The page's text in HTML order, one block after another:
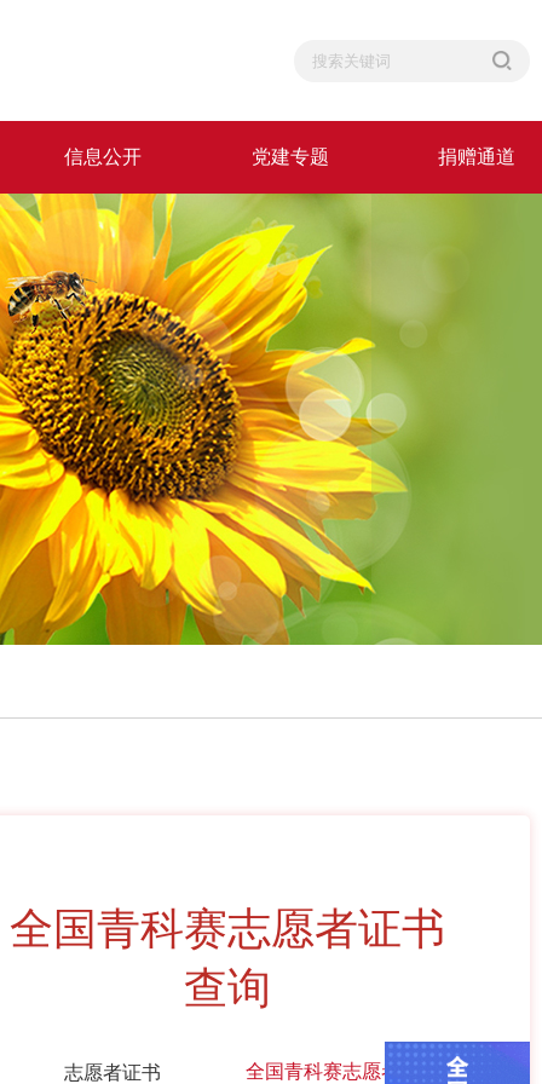
信息公开 党建专题 捐赠通道
全国青科赛志愿者证书
查询
志愿者证书 全国青科赛志愿者证书